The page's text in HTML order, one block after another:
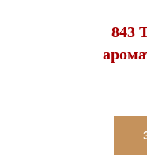
843